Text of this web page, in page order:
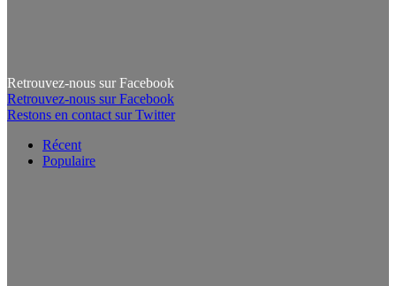
Retrouvez-nous sur Facebook
Retrouvez-nous sur Facebook
Restons en contact sur Twitter
Récent
Populaire